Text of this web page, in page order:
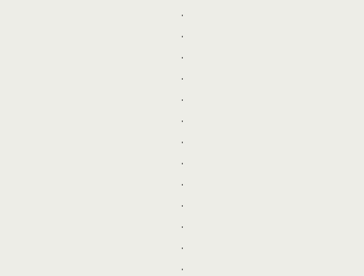
.
.
.
.
.
.
.
.
.
.
.
.
.